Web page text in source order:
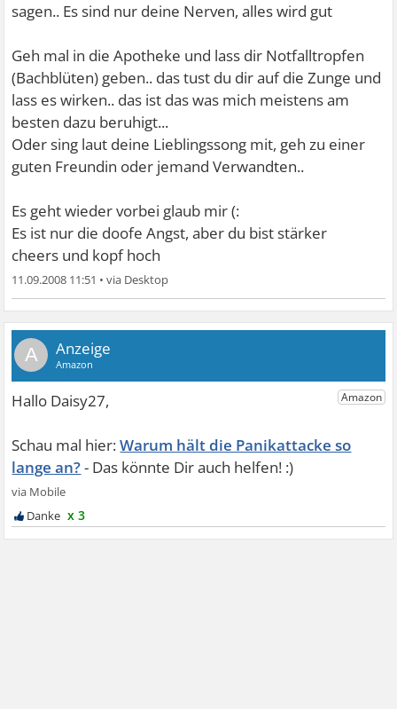
sagen.. Es sind nur deine Nerven, alles wird gut
Geh mal in die Apotheke und lass dir Notfalltropfen
(Bachblüten) geben.. das tust du dir auf die Zunge und
lass es wirken.. das ist das was mich meistens am
besten dazu beruhigt...
Oder sing laut deine Lieblingssong mit, geh zu einer
guten Freundin oder jemand Verwandten..
Es geht wieder vorbei glaub mir (:
Es ist nur die doofe Angst, aber du bist stärker
cheers und kopf hoch
11.09.2008 11:51 •
A
Warum hält die Panikattacke so
lange an?
x 3